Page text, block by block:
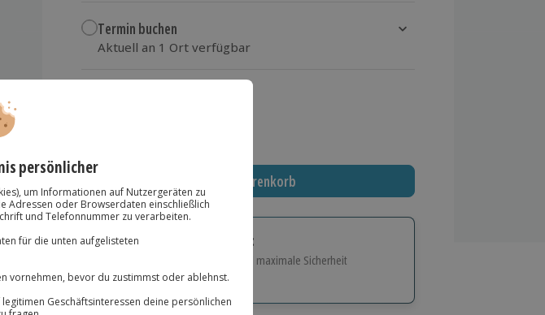
Termin buchen
Aktuell an 1 Ort verfügbar
Wähle im nächsten Schritt einen Termin aus
In den Warenkorb
Immer das richtige Geschenk:
Große Auswahl, volle Flexibilität und maximale Sicherheit
Große Auswahl